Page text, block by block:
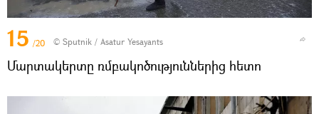
15 /20 © Sputnik / Asatur Yesayants
Մարտակերտը ռմբակոծություններից հետո